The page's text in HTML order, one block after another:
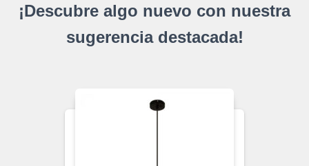
¡Descubre algo nuevo con nuestra
sugerencia destacada!